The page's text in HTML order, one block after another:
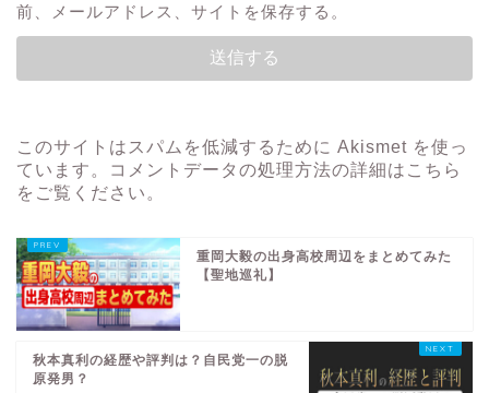
前、メールアドレス、サイトを保存する。
このサイトはスパムを低減するために Akismet を使っ
ています。
コメントデータの処理方法の詳細はこちら
をご覧ください 。
重岡大毅の出身高校周辺をまとめてみた
【聖地巡礼】
秋本真利の経歴や評判は？自民党一の脱
原発男？